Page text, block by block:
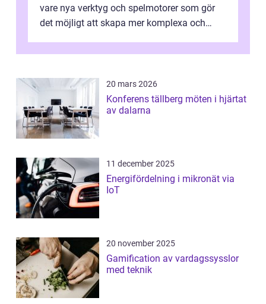
vare nya verktyg och spelmotorer som gör
det möjligt att skapa mer komplexa och
20 mars 2026
Konferens tällberg möten i hjärtat
av dalarna
11 december 2025
Energifördelning i mikronät via
IoT
20 november 2025
Gamification av vardagssysslor
med teknik